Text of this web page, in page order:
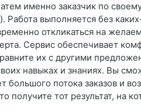
именно заказчик по
выполняется без
откликаться на
Сервис обеспечивает
их с другими
навыках и знаниях. Вы
потока заказов и
тот результат, на